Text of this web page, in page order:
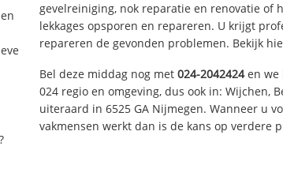
gevelreiniging, nok reparatie en renovatie of
lekkages opsporen en repareren. U krijgt
repareren de gevonden problemen. Bekijk
Bel deze middag nog met 024-2042424en we
024 regio en omgeving, dus ook in: Wijchen,
uiteraard in 6525 GA Nijmegen. Wanneer u
vakmensen werkt dan is de kans op verdere